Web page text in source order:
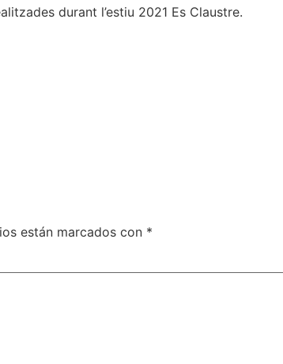
durant l’estiu 2021 Es Claustre.
están marcados con *